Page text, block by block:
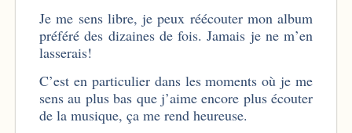
Je me sens libre, je peux réécouter mon album
préféré des dizaines de fois. Jamais je ne m’en
lasserais!
C’est en particulier dans les moments où je me
sens au plus bas que j’aime encore plus écouter
de la musique, ça me rend heureuse.